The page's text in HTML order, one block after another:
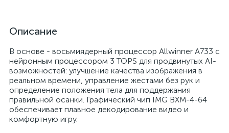
Описание
В основе - восьмиядерный процессор Allwinner A733 с
нейронным процессором 3 TOPS для продвинутых AI-
возможностей: улучшение качества изображения в
реальном времени, управление жестами без рук и
определение положения тела для поддержания
правильной осанки. Графический чип IMG BXM-4-64
обеспечивает плавное декодирование видео и
комфортную игру.